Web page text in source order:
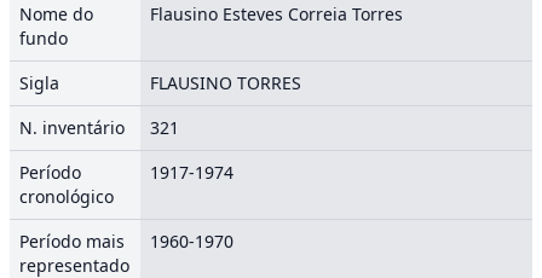
Nome do
fundo
Flausino Esteves Correia Torres
Sigla
FLAUSINO TORRES
N. inventário
321
Período
cronológico
1917-1974
Período mais
representado
1960-1970